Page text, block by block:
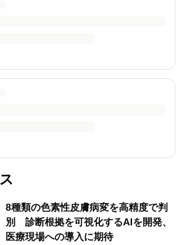
8種類の色素性皮膚病変を高精度で判
別 診断根拠を可視化するAIを開発、
医療現場への導入に期待